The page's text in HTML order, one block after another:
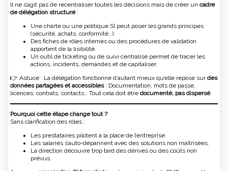
Il ne s’agit pas de recentraliser toutes les décisions mais de créer un cadre
de délégation structuré:
Une charte ou une politique SI peut poser les grands principes
(sécurité, achats, conformité…).
Des fiches de rôles internes ou des procédures de validation
apportent de la lisibilité.
Un outil de ticketing ou de suivi centralisé permet de tracer les
actions, incidents, demandes et de capitaliser.
👉 Astuce : La délégation fonctionne d’autant mieux qu’elle repose surdes
données partagées et accessibles: Documentation, mots de passe,
licences, contrats, contacts… Tout cela doit être documenté, pas dispersé.
Pourquoi cette étape change tout ?
Sans clarification des rôles :
Les prestataires pilotent à la place de l’entreprise.
Les salariés s’auto-dépannent avec des solutions non maîtrisées.
La direction découvre trop tard des dérives ou des coûts non
prévus.